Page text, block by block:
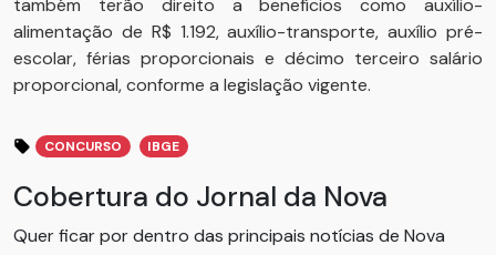
também terão direito a benefícios como auxílio-
alimentação de R$ 1.192, auxílio-transporte, auxílio pré-
escolar, férias proporcionais e décimo terceiro salário
proporcional, conforme a legislação vigente.
CONCURSO IBGE
Cobertura do Jornal da Nova
Quer ficar por dentro das principais notícias de Nova